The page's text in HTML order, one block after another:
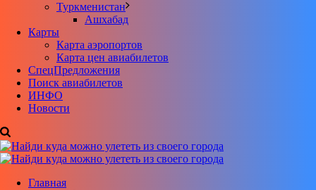
Туркменистан
Ашхабад
Карты
Карта аэропортов
Карта цен авиабилетов
CпецПредложения
Поиск авиабилетов
ИНФО
Новости
Главная